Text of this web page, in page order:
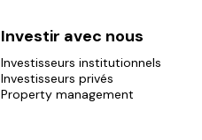
Investir avec nous
Investisseurs institutionnels
Investisseurs privés
Property management